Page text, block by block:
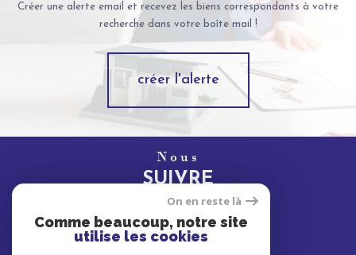
Créer une alerte email et recevez les biens correspondants à votre
recherche dans votre boîte mail !
créer l'alerte
Nous
SUIVRE
On en reste là
Comme beaucoup, notre site
utilise les cookies